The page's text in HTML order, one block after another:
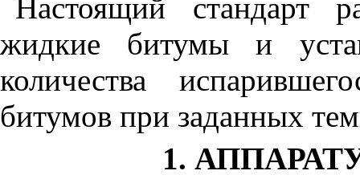
Настоящий стандарт
жидкие битумы и
количества
битумов при заданных
1.